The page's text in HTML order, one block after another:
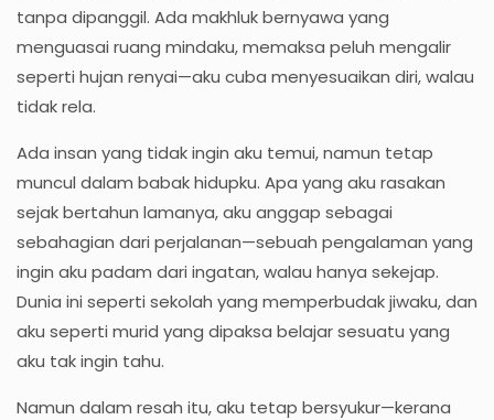
tanpa dipanggil. Ada makhluk bernyawa yang
menguasai ruang mindaku, memaksa peluh mengalir
seperti hujan renyai—aku cuba menyesuaikan diri, walau
tidak rela.
Ada insan yang tidak ingin aku temui, namun tetap
muncul dalam babak hidupku. Apa yang aku rasakan
sejak bertahun lamanya, aku anggap sebagai
sebahagian dari perjalanan—sebuah pengalaman yang
ingin aku padam dari ingatan, walau hanya sekejap.
Dunia ini seperti sekolah yang memperbudak jiwaku, dan
aku seperti murid yang dipaksa belajar sesuatu yang
aku tak ingin tahu.
Namun dalam resah itu, aku tetap bersyukur—kerana